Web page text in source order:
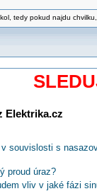
tedy pokud najdu
Elektrika.cz
souvislosti s
proud úraz?
vliv v jaké fázi